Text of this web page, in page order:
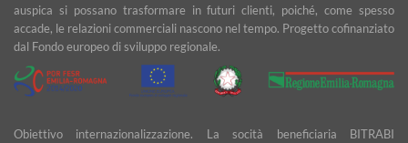
auspica si possano trasformare in futuri clienti, poiché, come spesso
accade, le relazioni commerciali nascono nel tempo. Progetto cofinanziato
dal Fondo europeo di sviluppo regionale.
Obiettivo internazionalizzazione. La socità beneficiaria BITRABI